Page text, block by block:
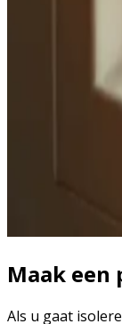
Maak een
Als u gaat